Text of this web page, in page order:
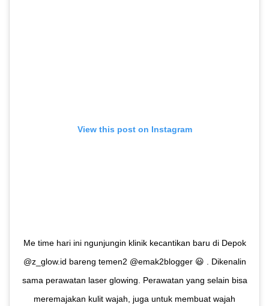
View this post on Instagram
Me time hari ini ngunjungin klinik kecantikan baru di Depok
@z_glow.id bareng temen2 @emak2blogger 😃 . Dikenalin
sama perawatan laser glowing. Perawatan yang selain bisa
meremajakan kulit wajah, juga untuk membuat wajah